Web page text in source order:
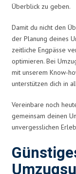
Überblick zu geben.
Damit du nicht den
der Planung deines
zeitliche Engpässe
optimieren. Bei
mit unserem Know-
unterstützen dich in
Vereinbare noch
gemeinsam deinen
unvergesslichen